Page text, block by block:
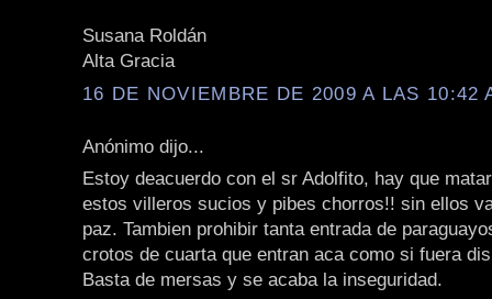
Susana Roldán
Alta Gracia
16 DE NOVIEMBRE DE 2009 A LAS 10:42
Anónimo dijo...
Estoy deacuerdo con el sr Adolfito, hay que
estos villeros sucios y pibes chorros!! sin ellos
paz. Tambien prohibir tanta entrada de
crotos de cuarta que entran aca como si fuera
Basta de mersas y se acaba la inseguridad.